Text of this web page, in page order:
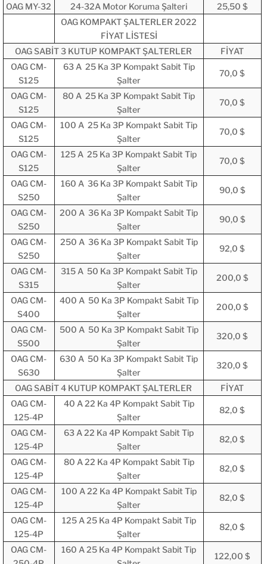
OAG MY-32
24-32A Motor Koruma Şalteri
25,50 $
OAG KOMPAKT ŞALTERLER 2022
FİYAT LİSTESİ
OAG SABİT 3 KUTUP KOMPAKT ŞALTERLER
FİYAT
OAG CM-
S125
63 A 25 Ka 3P Kompakt Sabit Tip
Şalter
70,0 $
OAG CM-
S125
80 A 25 Ka 3P Kompakt Sabit Tip
Şalter
70,0 $
OAG CM-
S125
100 A 25 Ka 3P Kompakt Sabit Tip
Şalter
70,0 $
OAG CM-
S125
125 A 25 Ka 3P Kompakt Sabit Tip
Şalter
70,0 $
OAG CM-
S250
160 A 36 Ka 3P Kompakt Sabit Tip
Şalter
90,0 $
OAG CM-
S250
200 A 36 Ka 3P Kompakt Sabit Tip
Şalter
90,0 $
OAG CM-
S250
250 A 36 Ka 3P Kompakt Sabit Tip
Şalter
92,0 $
OAG CM-
S315
315 A 50 Ka 3P Kompakt Sabit Tip
Şalter
200,0 $
OAG CM-
S400
400 A 50 Ka 3P Kompakt Sabit Tip
Şalter
200,0 $
OAG CM-
S500
500 A 50 Ka 3P Kompakt Sabit Tip
Şalter
320,0 $
OAG CM-
S630
630 A 50 Ka 3P Kompakt Sabit Tip
Şalter
320,0 $
OAG SABİT 4 KUTUP KOMPAKT ŞALTERLER
FİYAT
OAG CM-
125-4P
40 A 22 Ka 4P Kompakt Sabit Tip
Şalter
82,0 $
OAG CM-
125-4P
63 A 22 Ka 4P Kompakt Sabit Tip
Şalter
82,0 $
OAG CM-
125-4P
80 A 22 Ka 4P Kompakt Sabit Tip
Şalter
82,0 $
OAG CM-
125-4P
100 A 22 Ka 4P Kompakt Sabit Tip
Şalter
82,0 $
OAG CM-
125-4P
125 A 25 Ka 4P Kompakt Sabit Tip
Şalter
82,0 $
OAG CM-
160 A 25 Ka 4P Kompakt Sabit Tip
122,00 $